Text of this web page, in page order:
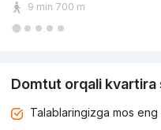
9 min 700 m
Domtut orqali kvartira
Talablaringizga mos